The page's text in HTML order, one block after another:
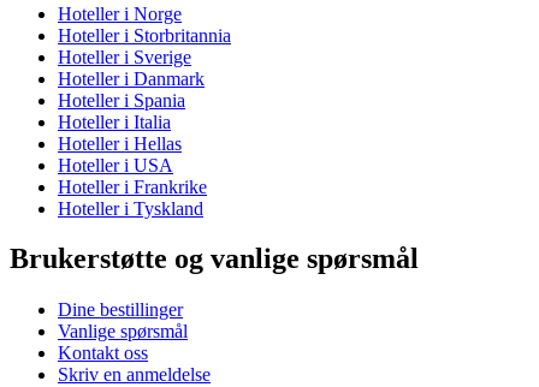
Hoteller i Norge
Hoteller i Storbritannia
Hoteller i Sverige
Hoteller i Danmark
Hoteller i Spania
Hoteller i Italia
Hoteller i Hellas
Hoteller i USA
Hoteller i Frankrike
Hoteller i Tyskland
Brukerstøtte og vanlige spørsmål
Dine bestillinger
Vanlige spørsmål
Kontakt oss
Skriv en anmeldelse